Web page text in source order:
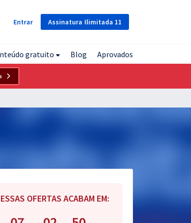
Assinatura Ilimitada 11
Entrar
gratuito Blog Aprovados
ESSAS OFERTAS ACABAM EM: